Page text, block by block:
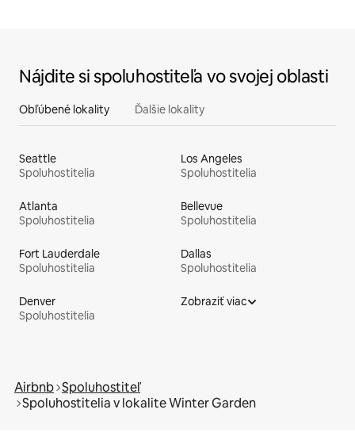
Nájdite si spoluhostiteľa vo svojej oblasti
Obľúbené lokality Ďalšie lokality
Seattle
Spoluhostitelia
Los Angeles
Spoluhostitelia
Atlanta
Spoluhostitelia
Bellevue
Spoluhostitelia
Fort Lauderdale
Spoluhostitelia
Dallas
Spoluhostitelia
Denver
Spoluhostitelia
Zobraziť viac
Airbnb Spoluhostiteľ
Spoluhostitelia v lokalite Winter Garden